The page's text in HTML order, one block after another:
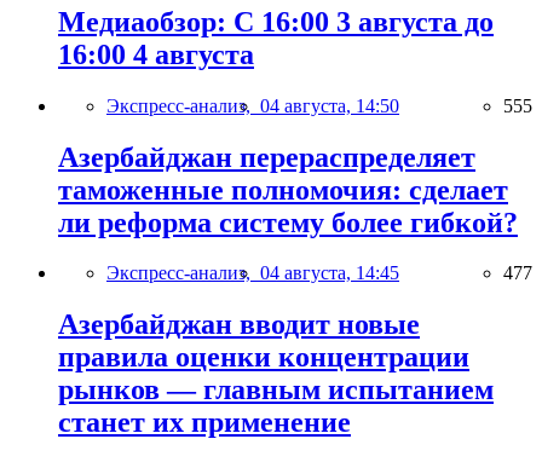
Медиаобзор: С 16:00 3 августа до
16:00 4 августа
Экспресс-анализ, 04 августа, 14:50 555
Азербайджан перераспределяет
таможенные полномочия: сделает
ли реформа систему более гибкой?
Экспресс-анализ, 04 августа, 14:45 477
Азербайджан вводит новые
правила оценки концентрации
рынков — главным испытанием
станет их применение